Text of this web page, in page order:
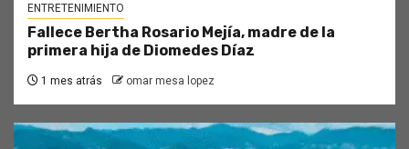
ENTRETENIMIENTO
Fallece Bertha Rosario Mejía, madre de la
primera hija de Diomedes Díaz
1 mes atrás omar mesa lopez